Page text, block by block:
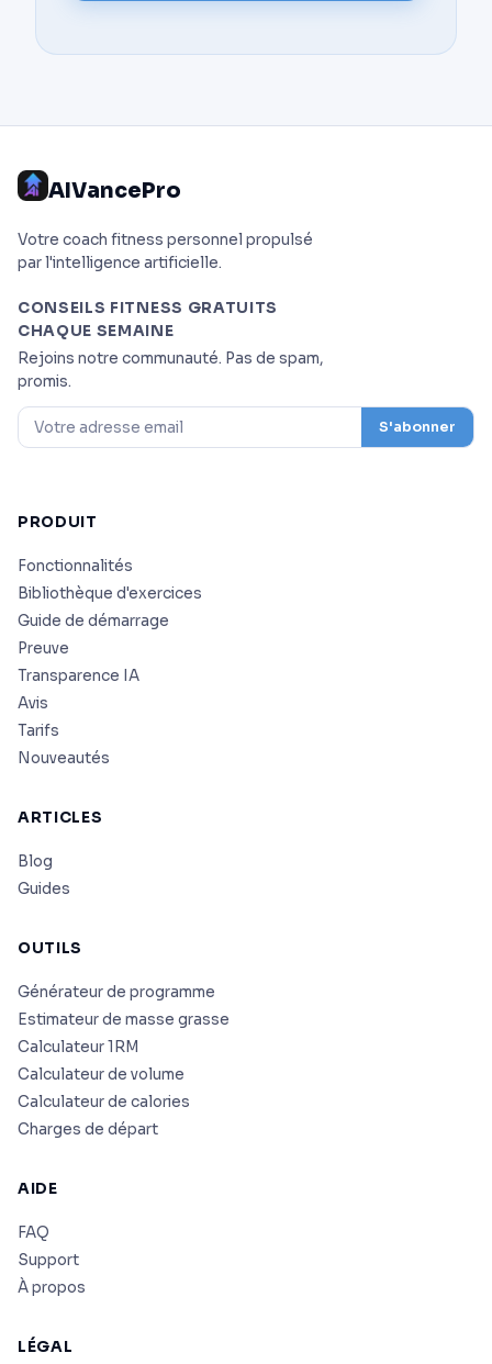
AIVancePro
Votre coach fitness personnel propulsé
par l'intelligence artificielle.
CONSEILS FITNESS GRATUITS
CHAQUE SEMAINE
Rejoins notre communauté. Pas de spam,
promis.
S'abonner
PRODUIT
Fonctionnalités
Bibliothèque d'exercices
Guide de démarrage
Preuve
Transparence IA
Avis
Tarifs
Nouveautés
ARTICLES
Blog
Guides
OUTILS
Générateur de programme
Estimateur de masse grasse
Calculateur 1RM
Calculateur de volume
Calculateur de calories
Charges de départ
AIDE
FAQ
Support
À propos
LÉGAL